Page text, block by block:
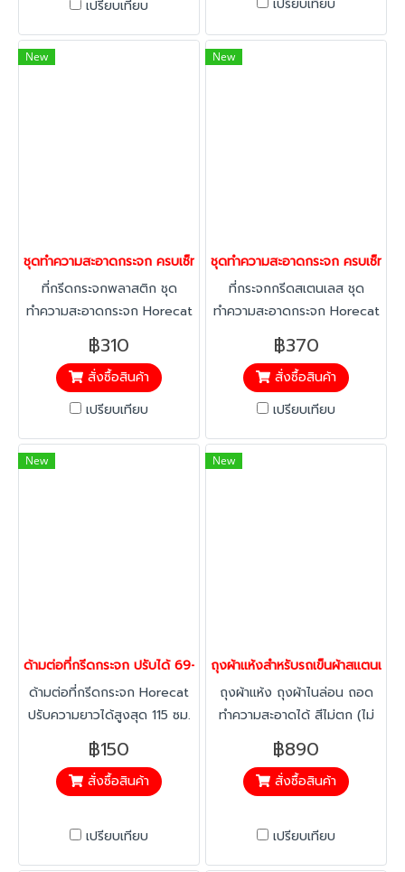
โรงแรม หรือการใช้งานในด้าน
เปรียบเทียบ
เปรียบเทียบ
New
ชุดทำความสะอาดกระจก ครบเซ็ท ด้ามยืด 115cm. ที่กรีดกระจกพลาส
ที่กรีดกระจกพลาสติก ชุด
ทำความสะอาดกระจก Horecat
ครบเซ็ท ขนาด 14 นิ้ว ด้ามต่อ
ปรับได้ 115 ซม. ที่กรีดกระจก
พลาสติก แผ่นยางคม ปาดน้ำ
สะอาดและแห้งเร็ว เหมาะสำหรับ
฿310
สั่งซื้อสินค้า
เปรียบเทียบ
New
ชุดทำความสะอาดกระจก ครบเซ็ท
ที่กระจกกรีดสเตนเลส ชุด
ทำความสะอาดกระจก Horecat
ครบเซ็ท ขนาด 14 นิ้ว ด้ามต่อ
ปรับได้ 115 ซม. ที่กรีดสเตนเลส
แผ่นยางคม ปาดน้ำสะอาดและ
แห้งเร็ว เหมาะสำหรับงานมือ
฿370
สั่งซื้อสินค้า
เปรียบเทียบ
New
ด้ามต่อที่กรีดกระจก ปรับได้ 69-115cm. ไม่เป็นสนิม น้ำหนักเบา
ด้ามต่อที่กรีดกระจก Horecat
ปรับความยาวได้สูงสุด 115 ซม.
น้ำหนักเบา ไม่เป็นสนิม ใช้ต่อกับ
ที่กรีดกระจกพลาสติก/สเตนเลส
/ผ้าขนแกะ ทำความสะอาดที่สูง
฿150
สั่งซื้อสินค้า
เปรียบเทียบ
New
ถุงผ้าแห้งสำหรับรถเข็นผ้าสแตนเล
ถุงผ้าแห้ง ถุงผ้าไนล่อน ถอด
ทำความสะอาดได้ สีไม่ตก (ไม่
รวมโครงสแตนเลส)
฿890
สั่งซื้อสินค้า
เปรียบเทียบ